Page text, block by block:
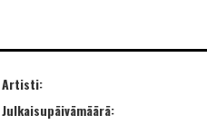
Artisti:
Julkaisupäivämäärä: